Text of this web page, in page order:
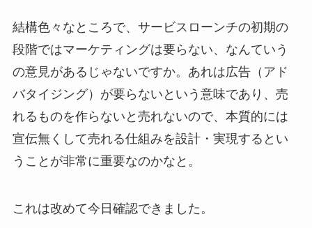
結構色々なところで、サービスローンチの初期の
段階ではマーケティングは要らない、なんていう
の意見があるじゃないですか。あれは広告（アド
バタイジング）が要らないという意味であり、売
れるものを作らないと売れないので、本質的には
宣伝無くして売れる仕組みを設計・実現するとい
うことが非常に重要なのかなと。
これは改めて今日確認できました。